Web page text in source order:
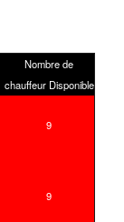
Nombre de
chauffeur Disponible
9
9